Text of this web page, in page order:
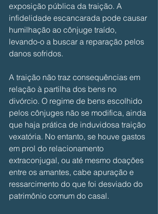
exposição pública da traição. A
infidelidade escancarada pode causar
humilhação ao cônjuge traído,
levando-o a buscar a reparação pelos
danos sofridos.
A traição não traz consequências em
relação à partilha dos bens no
divórcio. O regime de bens escolhido
pelos cônjuges não se modifica, ainda
que haja prática de induvidosa traição
vexatória. No entanto, se houve gastos
em prol do relacionamento
extraconjugal, ou até mesmo doações
entre os amantes, cabe apuração e
ressarcimento do que foi desviado do
patrimônio comum do casal.